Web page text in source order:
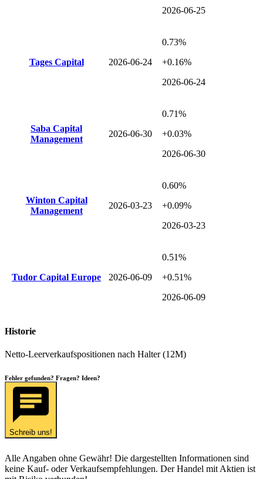
2026-06-25
Tages Capital 2026-06-24
0.73%
+0.16%
2026-06-24
Saba Capital
Management
2026-06-30
0.71%
+0.03%
2026-06-30
Winton Capital
Management
2026-03-23
0.60%
+0.09%
2026-03-23
Tudor Capital Europe 2026-06-09
0.51%
+0.51%
2026-06-09
Historie
Netto-Leerverkaufspositionen nach Halter (12M)
Fehler gefunden? Fragen? Ideen?
Schreib uns!
Alle Angaben ohne Gewähr! Die dargestellten Informationen sind
keine Kauf- oder Verkaufsempfehlungen. Der Handel mit Aktien ist